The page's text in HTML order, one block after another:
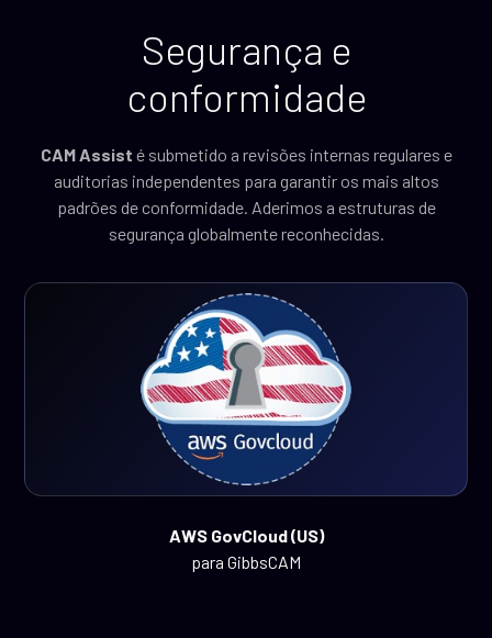
Segurança e
conformidade
CAM Assist é submetido a revisões internas regulares e
auditorias independentes para garantir os mais altos
padrões de conformidade. Aderimos a estruturas de
segurança globalmente reconhecidas.
AWS GovCloud (US)
para GibbsCAM